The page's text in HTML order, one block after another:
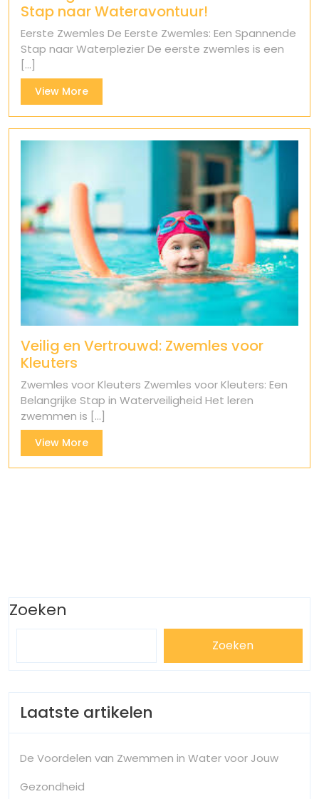
Stap naar Wateravontuur!
Eerste Zwemles De Eerste Zwemles: Een Spannende
Stap naar Waterplezier De eerste zwemles is een
[...]
View MoreView
More
Veilig en Vertrouwd: Zwemles voor
Kleuters
Zwemles voor Kleuters Zwemles voor Kleuters: Een
Belangrijke Stap in Waterveiligheid Het leren
zwemmen is [...]
View MoreView
More
Zoeken
Zoeken
Laatste artikelen
De Voordelen van Zwemmen in Water voor Jouw
Gezondheid